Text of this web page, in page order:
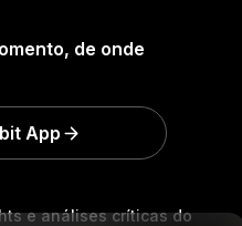
e análises críticas do
de onde
App